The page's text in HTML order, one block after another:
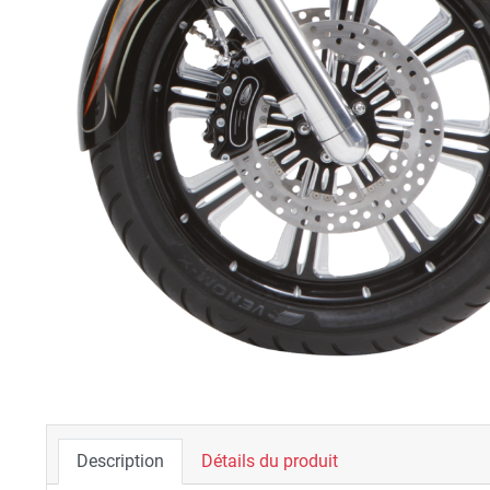
Description Détails du produit